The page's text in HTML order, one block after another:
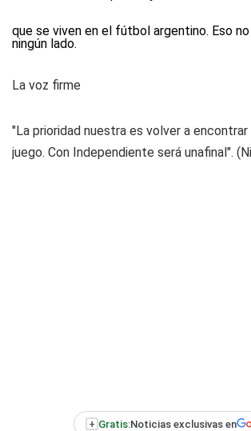
que se viven en el fútbol argentino. Eso
ningún lado.
La voz firme
"La prioridad nuestra es volver a
juego. Con Independiente será unafinal".
+ Gratis:Noticias exclusivas en